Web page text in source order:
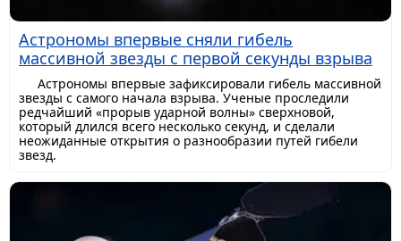
Астрономы впервые сняли гибель
массивной звезды с первой секунды взрыва
Астрономы впервые зафиксировали гибель массивной
звезды с самого начала взрыва. Ученые проследили
редчайший «прорыв ударной волны» сверхновой,
который длился всего несколько секунд, и сделали
неожиданные открытия о разнообразии путей гибели
звезд.